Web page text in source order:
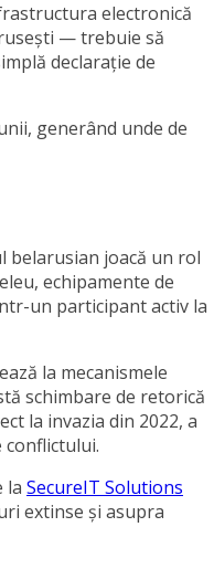
electronică
— trebuie să
declarație de
generând unde de
belarusian joacă un rol
echipamente de
un participant activ la
la mecanismele
schimbare de retorică
la invazia din 2022, a
la SecureIT Solutions
extinse și asupra